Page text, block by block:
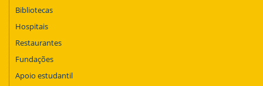
Bibliotecas
Hospitais
Restaurantes
Fundações
Apoio estudantil